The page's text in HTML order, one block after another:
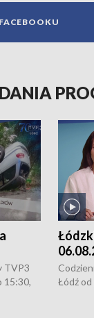
TVP3
15:30,
Łódź od